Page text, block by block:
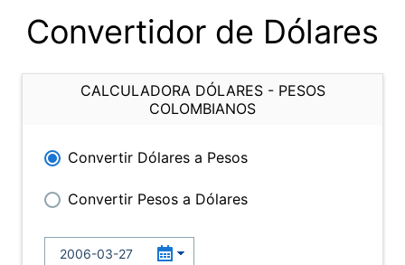
Convertidor de Dólares
CALCULADORA DÓLARES - PESOS
COLOMBIANOS
Convertir Dólares a Pesos
Convertir Pesos a Dólares